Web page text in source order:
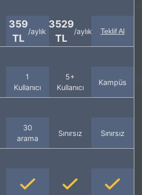
359
TL
/aylık
3529
TL
/aylık Teklif Al
1
Kullanıcı
5+
Kullanıcı
Kampüs
30
arama
Sınırsız Sınırsız